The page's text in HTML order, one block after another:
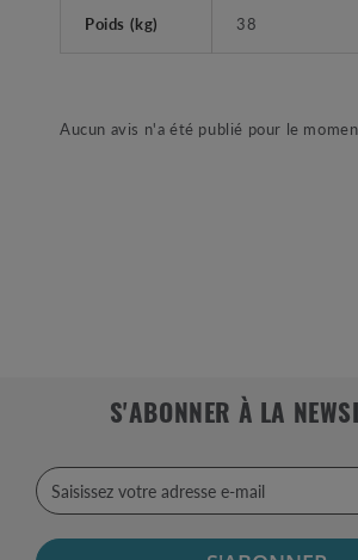
Poids (kg) 38
Aucun avis n'a été publié pour le
S'ABONNER À LA